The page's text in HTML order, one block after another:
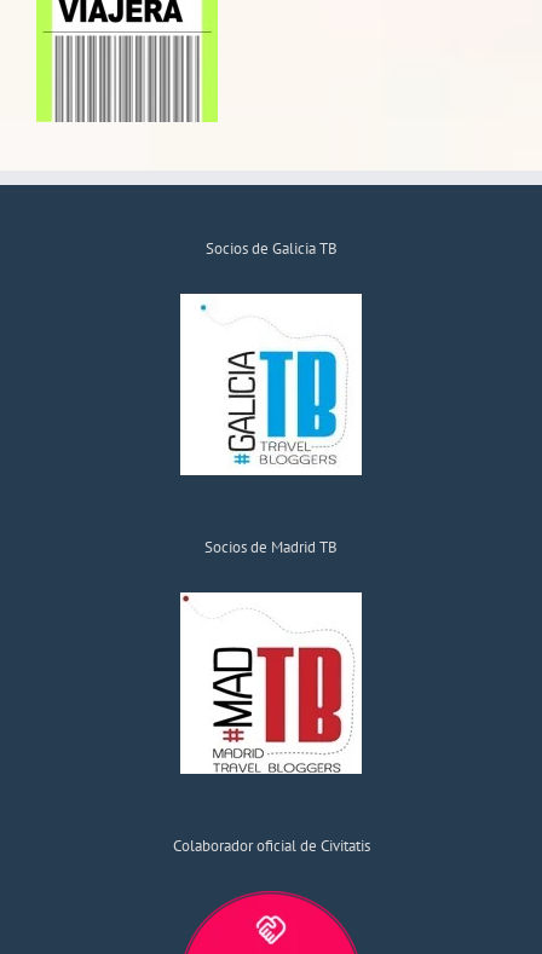
Socios de Galicia TB
Socios de Madrid TB
Colaborador oficial de Civitatis